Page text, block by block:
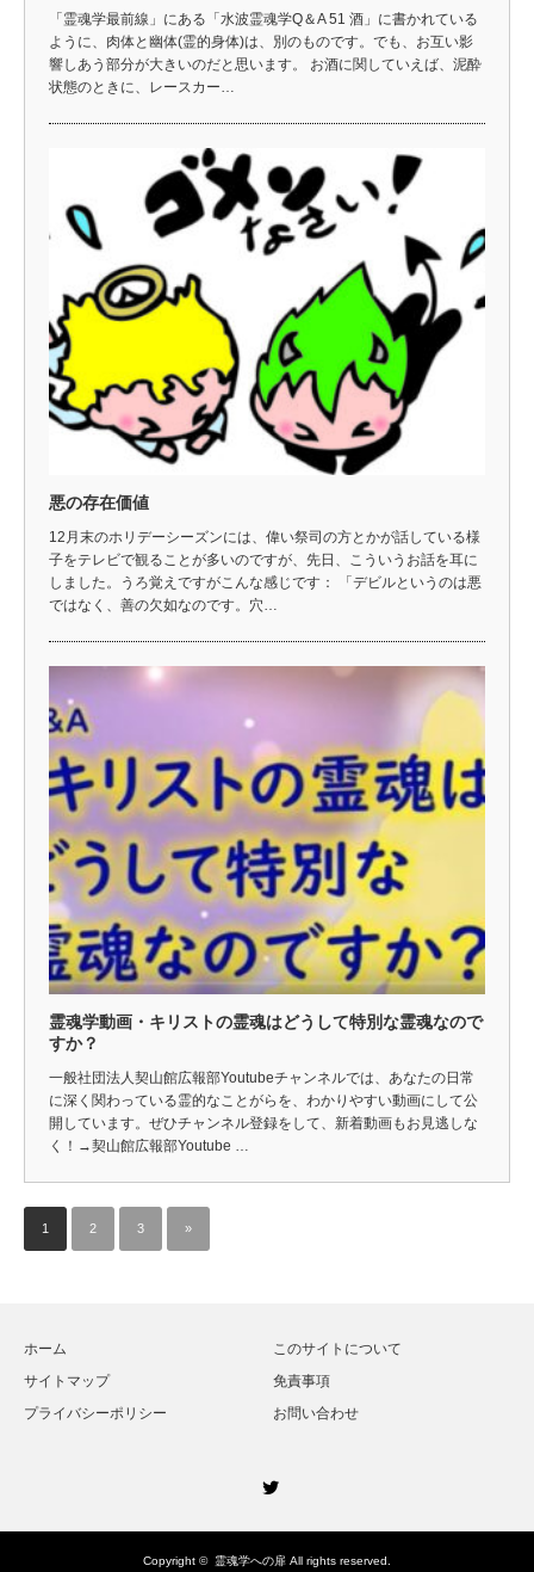
「霊魂学最前線」にある「水波霊魂学Q＆A 51 酒」に書かれている
ように、肉体と幽体(霊的身体)は、別のものです。でも、お互い影
響しあう部分が大きいのだと思います。 お酒に関していえば、泥酔
状態のときに、レースカー…
悪の存在価値
12月末のホリデーシーズンには、偉い祭司の方とかが話している様
子をテレビで観ることが多いのですが、先日、こういうお話を耳に
しました。うろ覚えですがこんな感じです： 「デビルというのは悪
ではなく、善の欠如なのです。穴…
霊魂学動画・キリストの霊魂はどうして特別な霊魂なので
すか？
一般社団法人契山館広報部Youtubeチャンネルでは、あなたの日常
に深く関わっている霊的なことがらを、わかりやすい動画にして公
開しています。ぜひチャンネル登録をして、新着動画もお見逃しな
く！→契山館広報部Youtube …
1 2 3 »
ホーム
このサイトについて
サイトマップ
免責事項
プライバシーポリシー
お問い合わせ
Copyright © 霊魂学への扉 All rights reserved.